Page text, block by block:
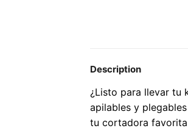
Description
¿Listo para llevar tu
apilables y
tu cortadora